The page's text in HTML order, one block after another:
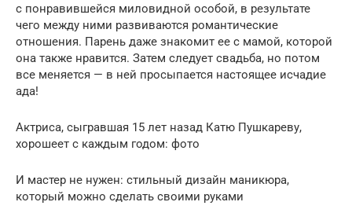
с понравившейся миловидной особой, в результате
чего между ними развиваются романтические
отношения. Парень даже знакомит ее с мамой, которой
она также нравится. Затем следует свадьба, но потом
все меняется — в ней просыпается настоящее исчадие
ада!
Актриса, сыгравшая 15 лет назад Катю Пушкареву,
хорошеет с каждым годом: фото
И мастер не нужен: стильный дизайн маникюра,
который можно сделать своими руками